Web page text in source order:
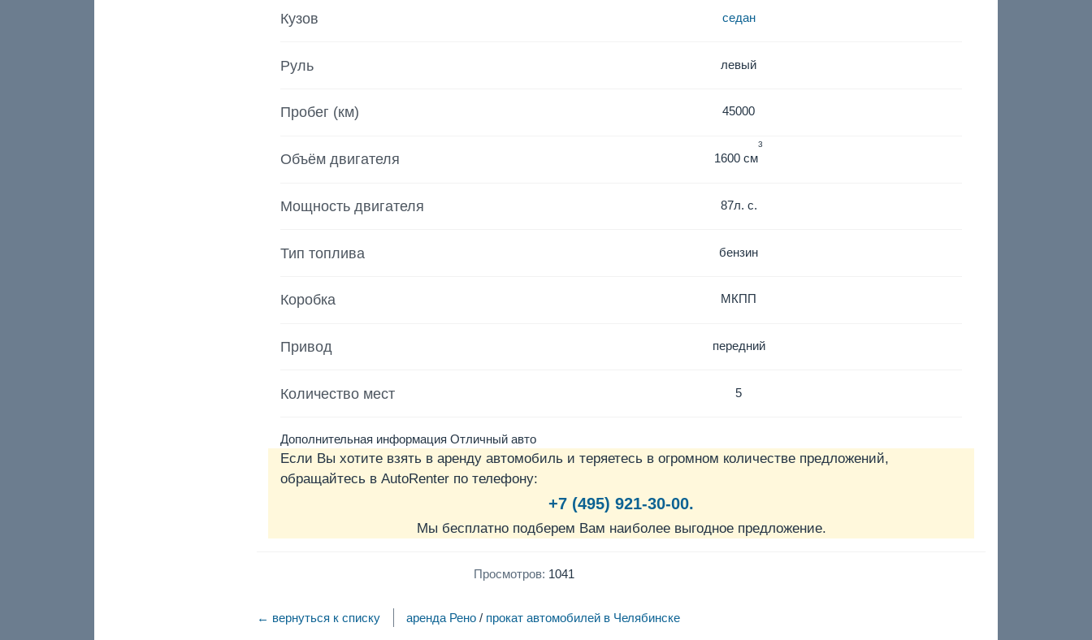
Кузов седан
Руль левый
Пробег (км) 45000
Объём двигателя 1600 см
3
Мощность двигателя 87л. с.
Тип топлива бензин
Коробка МКПП
Привод передний
Количество мест 5
Дополнительная информация Отличный авто
Если Вы хотите взять в аренду автомобиль и теряетесь в огромном количестве предложений,
обращайтесь в AutoRenter по телефону:
+7 (495) 921-30-00.
Мы бесплатно подберем Вам наиболее выгодное предложение.
Просмотров: 1041
← вернуться к списку аренда Рено / прокат автомобилей в Челябинске